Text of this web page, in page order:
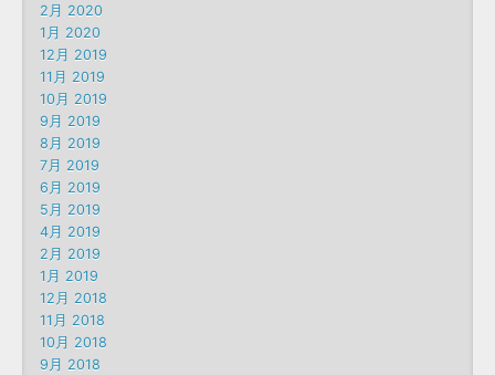
2月 2020
1月 2020
12月 2019
11月 2019
10月 2019
9月 2019
8月 2019
7月 2019
6月 2019
5月 2019
4月 2019
2月 2019
1月 2019
12月 2018
11月 2018
10月 2018
9月 2018